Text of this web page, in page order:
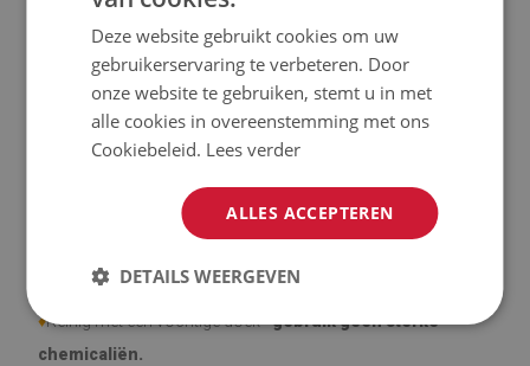
Het product is gemakkelijk schoon te maken, bestand tegen
vlekken en water.
Houd er rekening mee dat gebruiksschade door het
Hoe zorg je voor het product?
♦Reinig met een vochtige doek -gebruik geen sterke
chemicaliën.
Deze website gebruikt cookies om uw
gebruikerservaring te verbeteren. Door
onze website te gebruiken, stemt u in met
alle cookies in overeenstemming met ons
Cookiebeleid. Lees verder
ALLES ACCEPTEREN
DETAILS WEERGEVEN